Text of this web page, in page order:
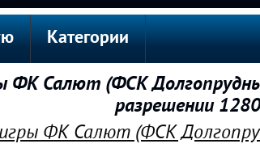
Категории
ФК Салют (ФСК
разрешении
ФК Салют (ФСК